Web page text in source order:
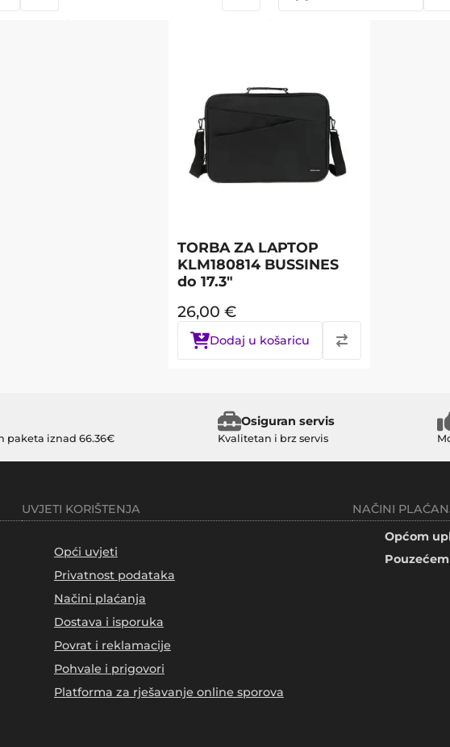
TORBA ZA LAPTOP
KLM180814 BUSSINES
do 17.3"
26,00 €
Dodaj u košaricu
paketa iznad 66.36€
Osiguran servis
Kvalitetan i brz servis
UVJETI KORIŠTENJA
Opći uvjeti
Privatnost podataka
Načini plaćanja
Dostava i isporuka
Povrat i reklamacije
Pohvale i prigovori
Platforma za rješavanje online sporova
NAČINI
Općom